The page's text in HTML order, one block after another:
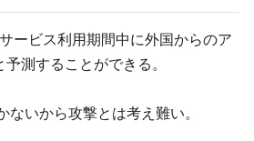
ービス利用期間中に外国からのア
測することができる。
いから攻撃とは考え難い。